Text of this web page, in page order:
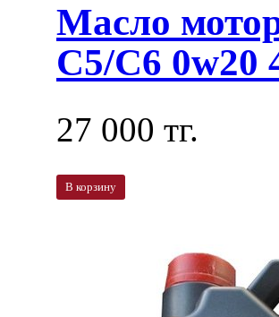
Масло
C5/C6 0w20
27 000 тг.
В корзину